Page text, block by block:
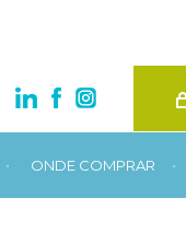
• ONDE COMPRAR •